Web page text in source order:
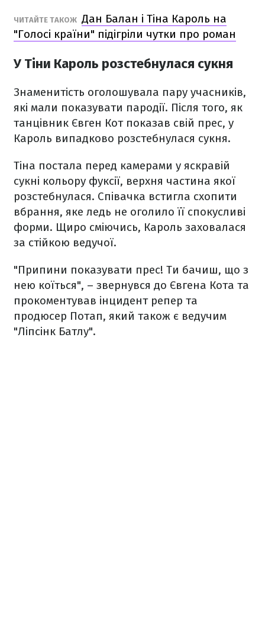
ЧИТАЙТЕ ТАКОЖ Дан Балан і Тіна Кароль на
"Голосі країни" підігріли чутки про роман
У Тіни Кароль розстебнулася сукня
Знаменитість оголошувала пару учасників,
які мали показувати пародії. Після того, як
танцівник Євген Кот показав свій прес, у
Кароль випадково розстебнулася сукня.
Тіна постала перед камерами у яскравій
сукні кольору фуксії, верхня частина якої
розстебнулася. Співачка встигла схопити
вбрання, яке ледь не оголило її спокусливі
форми. Щиро сміючись, Кароль заховалася
за стійкою ведучої.
"Припини показувати прес! Ти бачиш, що з
нею коїться", – звернувся до Євгена Кота та
прокоментував інцидент репер та
продюсер Потап, який також є ведучим
"Ліпсінк Батлу".